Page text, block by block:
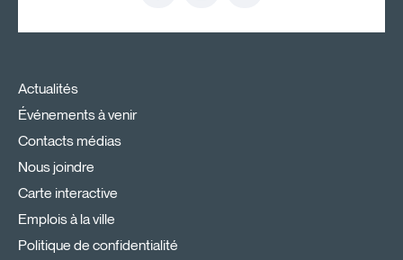
Actualités
Événements à venir
Contacts médias
Nous joindre
Carte interactive
Emplois à la ville
Politique de confidentialité